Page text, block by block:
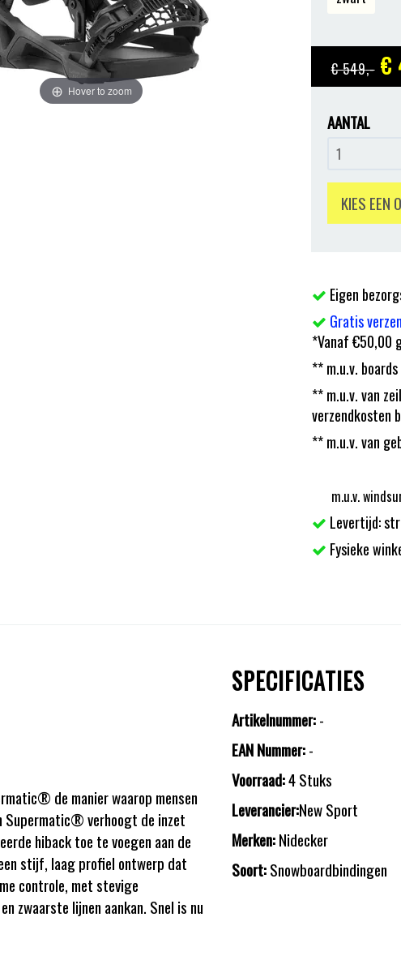
Hover to zoom
€ 549,-€
AANTAL
KIES EEN
Eigen
Gratis
*Vanaf €50,00
** m.u.v. boards
** m.u.v. van
verzendkosten
** m.u.v. van
m.u.v.
Levertijd:
Fysieke
de manier waarop mensen
Supermatic® verhoogt de inzet
hiback toe te voegen aan de
stijf, laag profiel ontwerp dat
controle, met stevige
zwaarste lijnen aankan. Snel is nu
SPECIFICATIES
Artikelnummer:-
EAN Nummer:-
Voorraad:4 Stuks
Leverancier:New Sport
Merken:Nidecker
Soort:Snowboardbindingen